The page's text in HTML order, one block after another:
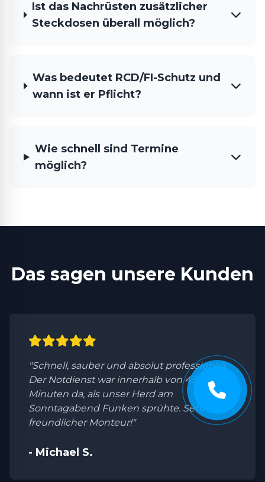
Ist das Nachrüsten zusätzlicher
Steckdosen überall möglich?
Was bedeutet RCD/FI-Schutz und
wann ist er Pflicht?
Wie schnell sind Termine
möglich?
Das sagen unsere Kunden
"Schnell, sauber und absolut professionell.
Der Notdienst war innerhalb von 45
Minuten da, als unser Herd am
Sonntagabend Funken sprühte. Sehr
freundlicher Monteur!"
- Michael S.